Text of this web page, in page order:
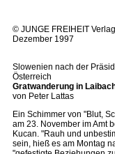
© JUNGE FREIHEIT
Dezember 1997
Slowenien nach der
Österreich
Gratwanderung in
von Peter Lattas
Ein Schimmer von "Blut,
am 23. November im Amt
Kucan. "Rauh und
sein, hieß es am Montag